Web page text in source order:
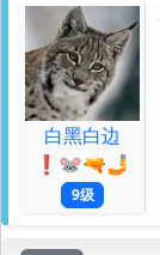
白黑白边
❗️🐭🔫🤳
9级